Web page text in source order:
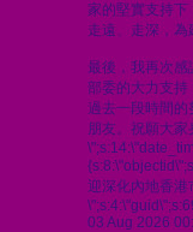
家的堅實支持下
走遠、走深，
最後，我再次
部委的大力支持
過去一段時間
朋友。祝願大
迎深化內地香港
03 Aug 2026